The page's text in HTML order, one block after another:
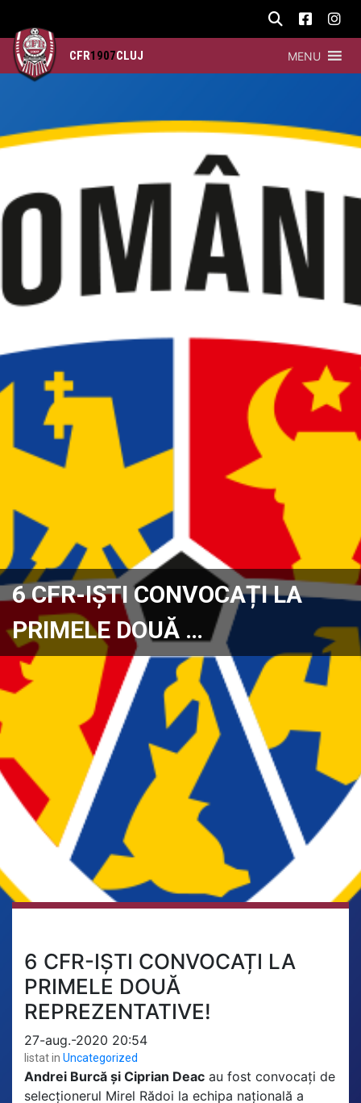
CFR1907CLUJ MENU
6 CFR-IȘTI CONVOCAȚI LA
PRIMELE DOUĂ …
6 CFR-IȘTI CONVOCAȚI LA
PRIMELE DOUĂ
REPREZENTATIVE!
27-aug.-2020 20:54
listat in Uncategorized
Andrei Burcă și Ciprian Deac au fost convocați de
selecționerul Mirel Rădoi la echipa națională a